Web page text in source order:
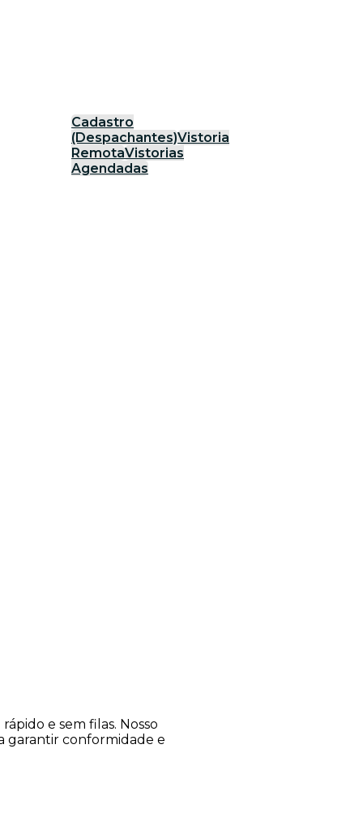
Cadastro
(Despachantes)Vistoria
RemotaVistorias
Agendadas
e sem filas. Nosso
garantir conformidade e